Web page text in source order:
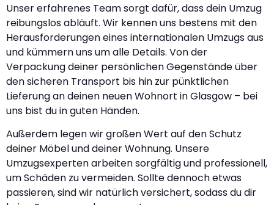
Unser erfahrenes Team sorgt dafür, dass dein Umzug
reibungslos abläuft. Wir kennen uns bestens mit den
Herausforderungen eines internationalen Umzugs aus
und kümmern uns um alle Details. Von der
Verpackung deiner persönlichen Gegenstände über
den sicheren Transport bis hin zur pünktlichen
Lieferung an deinen neuen Wohnort in Glasgow – bei
uns bist du in guten Händen.
Außerdem legen wir großen Wert auf den Schutz
deiner Möbel und deiner Wohnung. Unsere
Umzugsexperten arbeiten sorgfältig und professionell,
um Schäden zu vermeiden. Sollte dennoch etwas
passieren, sind wir natürlich versichert, sodass du dir